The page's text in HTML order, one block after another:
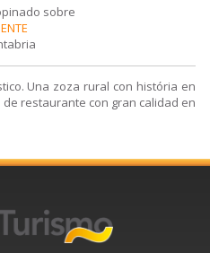
sobre
Una zoza rural con história en
restaurante con gran calidad en